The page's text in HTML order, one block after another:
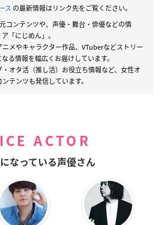
ス の最新情報はリンク先をご覧ください。
コンテンツや、声優・舞台・俳優などの情
「にじめん」。
メやキャラクター作品、VTuberなどストリー
る情報を幅広くお届けしています。
オタ活（推し活）お役立ち情報など、女性オ
テンツも発信しています。
ACTOR
なっている声優さん